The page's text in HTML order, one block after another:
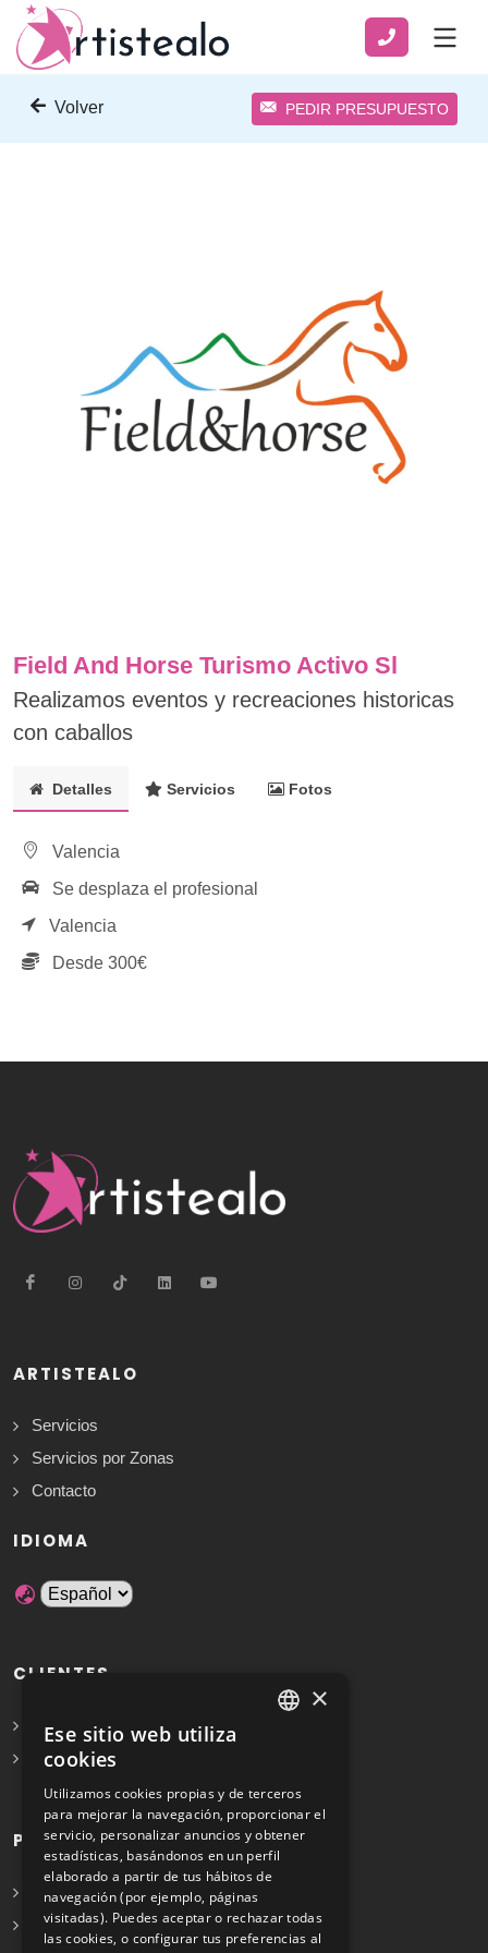
Volver PEDIR PRESUPUESTO
Field And Horse Turismo Activo Sl
Realizamos eventos y recreaciones historicas
con caballos
Detalles Servicios Fotos
Valencia
Se desplaza el profesional
Valencia
Desde 300€
ARTISTEALO
Servicios
Servicios por Zonas
Contacto
IDIOMA
CLIENTES
Solicita Presupuesto Gratis
Preguntas frecuentes
PROFESIONALES
Info para profesionales
Registrarse
×
Ese sitio web utiliza
cookies
Utilizamos cookies propias y de terceros
para mejorar la navegación, proporcionar el
servicio, personalizar anuncios y obtener
estadísticas, basándonos en un perfil
elaborado a partir de tus hábitos de
navegación (por ejemplo, páginas
visitadas). Puedes aceptar o rechazar todas
las cookies, o configurar tus preferencias al